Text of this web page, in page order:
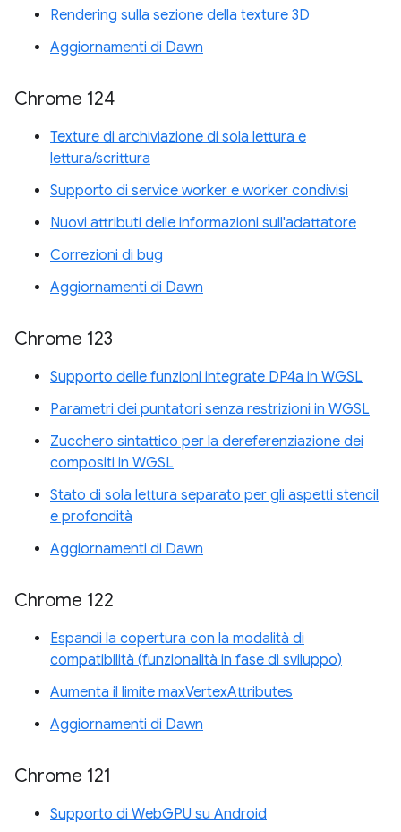
Rendering sulla sezione della texture 3D
Aggiornamenti di Dawn
Chrome 124
Texture di archiviazione di sola lettura e
lettura/scrittura
Supporto di service worker e worker condivisi
Nuovi attributi delle informazioni sull'adattatore
Correzioni di bug
Aggiornamenti di Dawn
Chrome 123
Supporto delle funzioni integrate DP4a in WGSL
Parametri dei puntatori senza restrizioni in WGSL
Zucchero sintattico per la dereferenziazione dei
compositi in WGSL
Stato di sola lettura separato per gli aspetti stencil
e profondità
Aggiornamenti di Dawn
Chrome 122
Espandi la copertura con la modalità di
compatibilità (funzionalità in fase di sviluppo)
Aumenta il limite maxVertexAttributes
Aggiornamenti di Dawn
Chrome 121
Supporto di WebGPU su Android